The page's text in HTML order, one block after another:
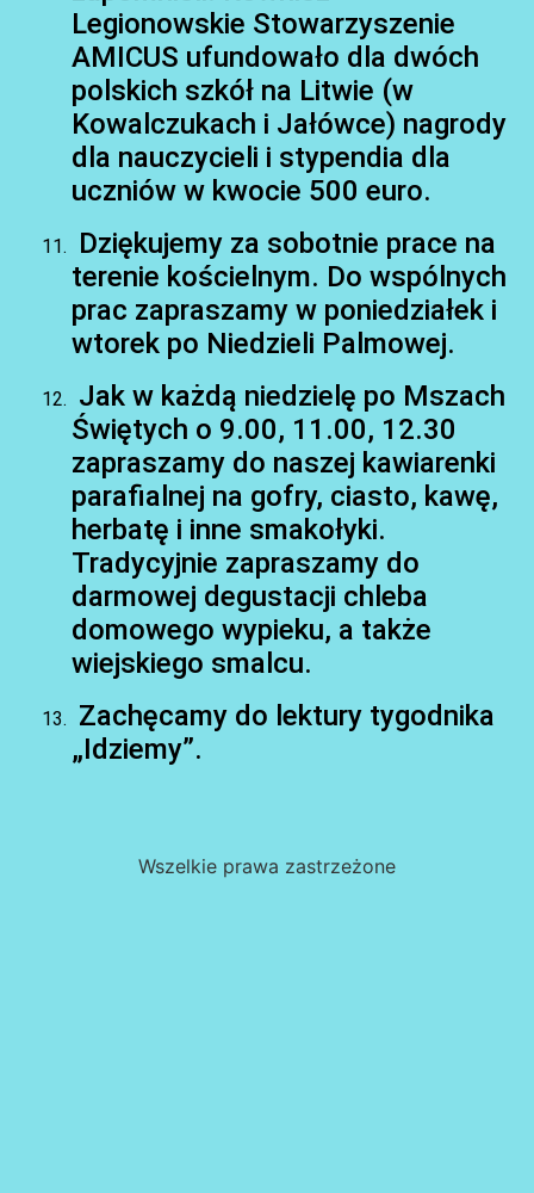
Legionowskie Stowarzyszenie
AMICUS ufundowało dla dwóch
polskich szkół na Litwie (w
Kowalczukach i Jałówce) nagrody
dla nauczycieli i stypendia dla
uczniów w kwocie 500 euro.
Dziękujemy za sobotnie prace na
terenie kościelnym. Do wspólnych
prac zapraszamy w poniedziałek i
wtorek po Niedzieli Palmowej.
Jak w każdą niedzielę po Mszach
Świętych o 9.00, 11.00, 12.30
zapraszamy do naszej kawiarenki
parafialnej na gofry, ciasto, kawę,
herbatę i inne smakołyki.
Tradycyjnie zapraszamy do
darmowej degustacji chleba
domowego wypieku, a także
wiejskiego smalcu.
Zachęcamy do lektury tygodnika
„Idziemy”.
Wszelkie prawa zastrzeżone